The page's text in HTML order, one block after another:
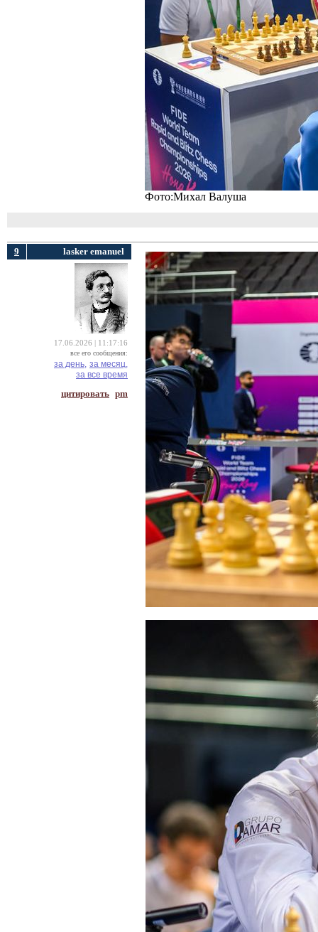
Фото:Михал Валуша
9 lasker emanuel
17.06.2026 | 11:17:16
все его сообщения:
за день, за месяц,
за все время
цитировать pm